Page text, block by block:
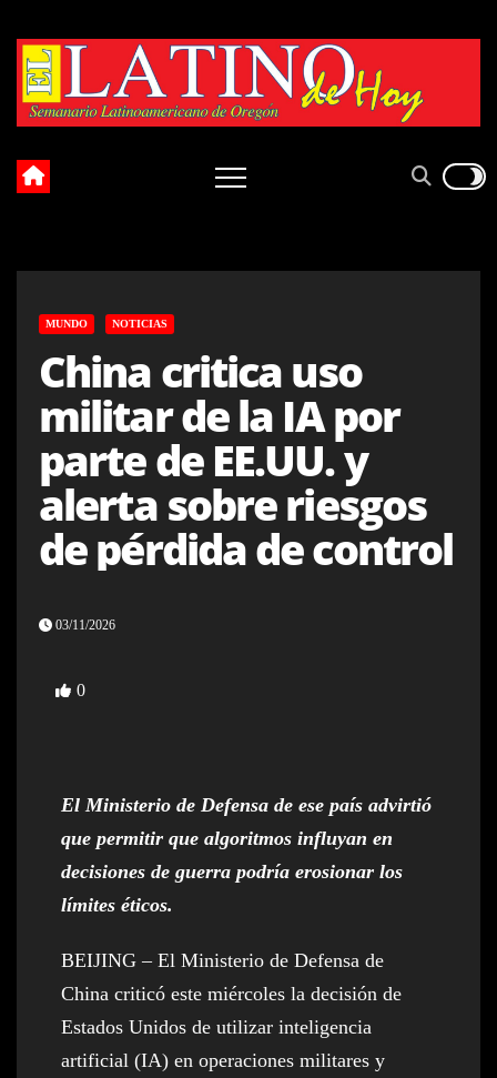
content
MUNDO NOTICIAS
China critica uso
militar de la IA por
parte de EE.UU. y
alerta sobre riesgos
de pérdida de control
03/11/2026
0
El Ministerio de Defensa de ese país advirtió
que permitir que algoritmos influyan en
decisiones de guerra podría erosionar los
límites éticos.
BEIJING – El Ministerio de Defensa de
China criticó este miércoles la decisión de
Estados Unidos de utilizar inteligencia
artificial (IA) en operaciones militares y